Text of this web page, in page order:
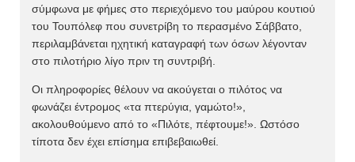
σύμφωνα με φήμες στο περιεχόμενο του μαύρου κουτιού
του Τουπόλεφ που συνετρίβη το περασμένο Σάββατο,
περιλαμβάνεται ηχητική καταγραφή των όσων λέγονταν
στο πιλοτήριο λίγο πριν τη συντριβή.
Οι πληροφορίες θέλουν να ακούγεται ο πιλότος να
φωνάζει έντρομος «τα πτερύγια, γαμώτο!»,
ακολουθούμενο από το «Πιλότε, πέφτουμε!». Ωστόσο
τίποτα δεν έχει επίσημα επιβεβαιωθεί.